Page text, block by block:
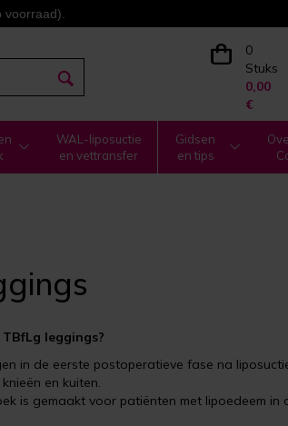
0
Stuks
0,00
€
WAL-liposuctie
en vettransfer
Gidsen
en tips
leggings?
in de eerste postoperatieve fase na
en kuiten.
is gemaakt voor patiënten met lipoedeem in